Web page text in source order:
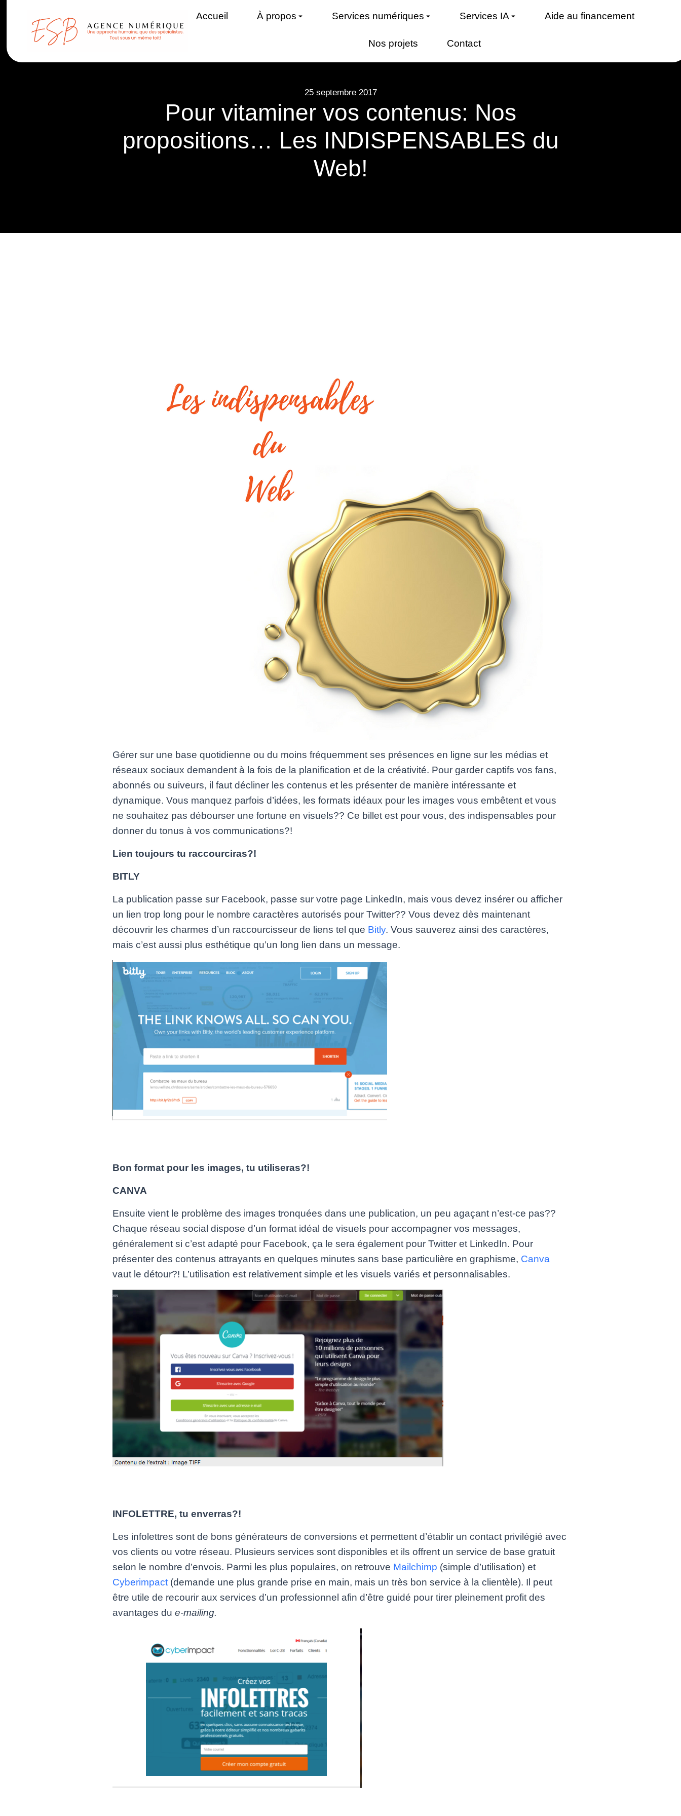
Accueil À propos Services numériques Services IA Aide au financement
Nos projets Contact
25 septembre 2017
Pour vitaminer vos contenus: Nos
propositions… Les INDISPENSABLES du
Web!
Gérer sur une base quotidienne ou du moins fréquemment ses présences en ligne sur les médias et
réseaux sociaux demandent à la fois de la planification et de la créativité. Pour garder captifs vos fans,
abonnés ou suiveurs, il faut décliner les contenus et les présenter de manière intéressante et
dynamique. Vous manquez parfois d’idées, les formats idéaux pour les images vous embêtent et vous
ne souhaitez pas débourser une fortune en visuels?? Ce billet est pour vous, des indispensables pour
donner du tonus à vos communications?!
Lien toujours tu raccourciras?!
BITLY
La publication passe sur Facebook, passe sur votre page LinkedIn, mais vous devez insérer ou afficher
un lien trop long pour le nombre caractères autorisés pour Twitter?? Vous devez dès maintenant
découvrir les charmes d’un raccourcisseur de liens tel que Bitly. Vous sauverez ainsi des caractères,
mais c’est aussi plus esthétique qu’un long lien dans un message.
Bon format pour les images, tu utiliseras?!
CANVA
Ensuite vient le problème des images tronquées dans une publication, un peu agaçant n’est-ce pas??
Chaque réseau social dispose d’un format idéal de visuels pour accompagner vos messages,
généralement si c’est adapté pour Facebook, ça le sera également pour Twitter et LinkedIn. Pour
présenter des contenus attrayants en quelques minutes sans base particulière en graphisme, Canva
vaut le détour?! L’utilisation est relativement simple et les visuels variés et personnalisables.
INFOLETTRE, tu enverras?!
Les infolettres sont de bons générateurs de conversions et permettent d’établir un contact privilégié avec
vos clients ou votre réseau. Plusieurs services sont disponibles et ils offrent un service de base gratuit
selon le nombre d’envois. Parmi les plus populaires, on retrouve Mailchimp (simple d’utilisation) et
Cyberimpact (demande une plus grande prise en main, mais un très bon service à la clientèle). Il peut
être utile de recourir aux services d’un professionnel afin d’être guidé pour tirer pleinement profit des
avantages du e-mailing.